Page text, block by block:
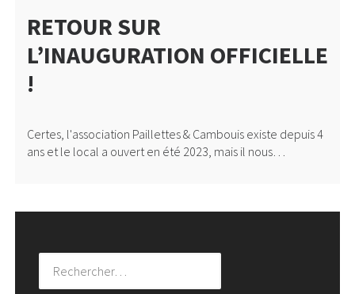
RETOUR SUR
L’INAUGURATION OFFICIELLE
!
Certes, l'association Paillettes & Cambouis existe depuis 4
ans et le local a ouvert en été 2023, mais il nous…
Rechercher :